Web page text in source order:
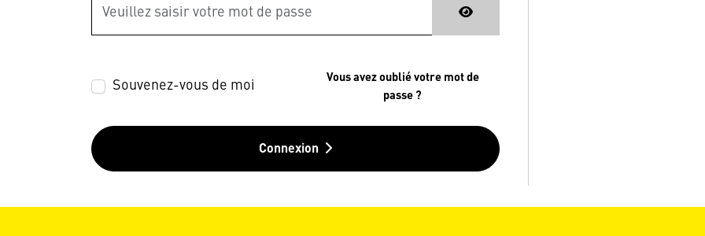
Souvenez-vous de moi
Vous avez oublié votre mot de
passe ?
Connexion